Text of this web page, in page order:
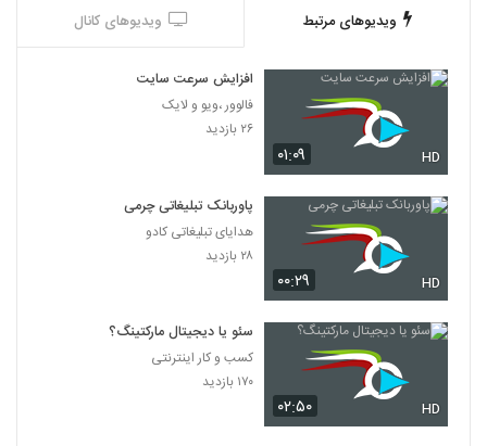
ویدیوهای مرتبط ویدیوهای کانال
۰۱:۰۹ HD
افزایش سرعت سایت
فالوور ،ویو و لایک
۲۶ بازدید
۰۰:۲۹ HD
پاوربانک تبلیغاتی چرمی
هدایای تبلیغاتی کادو
۲۸ بازدید
۰۲:۵۰ HD
سئو یا دیجیتال مارکتینگ؟
کسب و کار اینترنتی
۱۷۰ بازدید